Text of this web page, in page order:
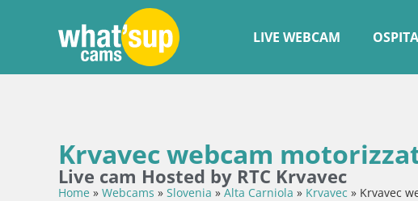
LIVE WEBCAM
Krvavec webcam
Live cam Hosted by RTC Krvavec
Home » Webcams » Slovenia »Alta Carniola » Krvavec » Krvavec